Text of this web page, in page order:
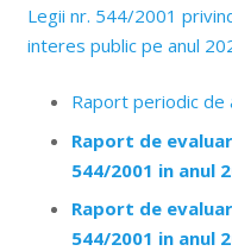
Legii nr. 544/2001
interes public pe anul
Raport periodic
Raport de
544/2001 in anul
Raport de
544/2001 in anul